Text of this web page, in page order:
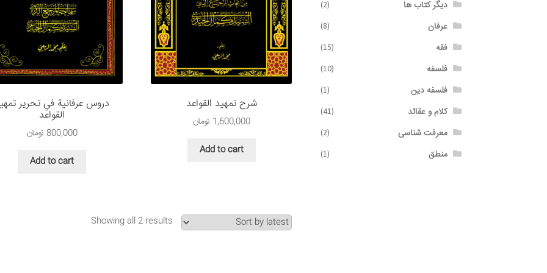
شرح تمهید القواعد
1,600,000 تومان
Add to cart
دروس عرفانية في تحرير
القواعد
800,000 تومان
Add to cart
Showing all 2 results
دیگر کتاب ها (2)
عرفان (8)
فقه (15)
فلسفه (10)
فلسفه دین (1)
کلام و عقائد (41)
معرفت شناسی (2)
منطق (1)